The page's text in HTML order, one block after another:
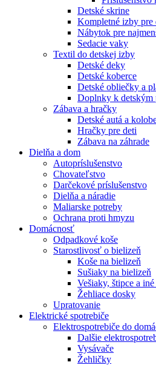
Detské skrine
Kompletné izby pre
Nábytok pre
Sedacie vaky
Textil do detskej izby
Detské deky
Detské koberce
Detské obliečky a
Doplnky k detským
Zábava a hračky
Detské autá a
Hračky pre deti
Zábava na záhrade
Dielňa a dom
Autopríslušenstvo
Chovateľstvo
Darčekové príslušenstvo
Dielňa a náradie
Maliarske potreby
Ochrana proti hmyzu
Domácnosť
Odpadkové koše
Starostlivosť o bielizeň
Koše na bielizeň
Sušiaky na bielizeň
Vešiaky, štipce a
Žehliace dosky
Upratovanie
Elektrické spotrebiče
Elektrospotrebiče do
Dalšie
Vysávače
Žehličky